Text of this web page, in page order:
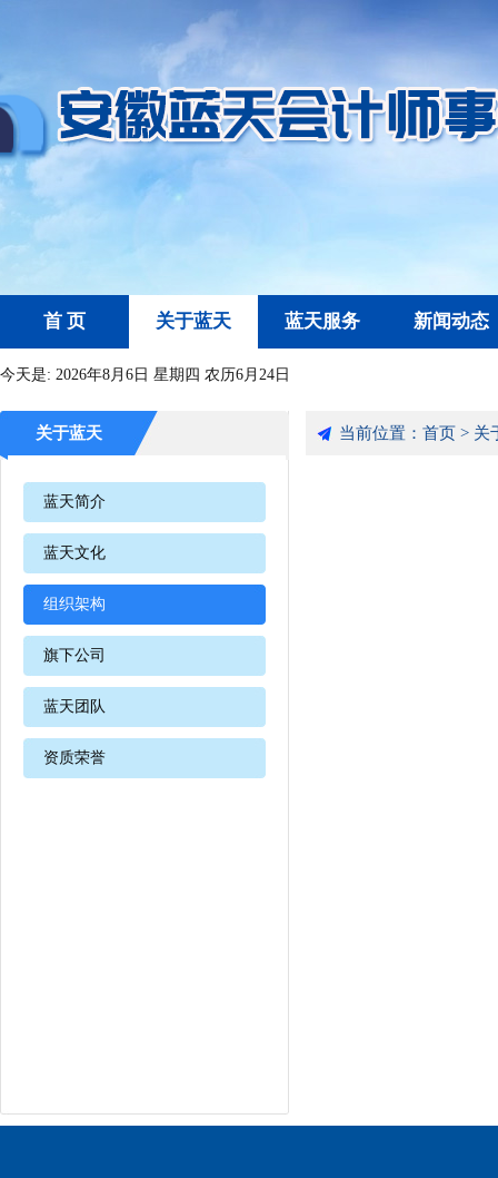
首 页 关于蓝天 蓝天服务 新闻动态
今天是: 2026年8月6日 星期四 农历6月24日
关于蓝天
蓝天简介
蓝天文化
组织架构
旗下公司
蓝天团队
资质荣誉
当前位置： 首页 > 关